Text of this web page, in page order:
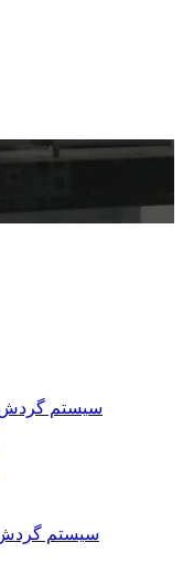
سیستم گردش
سیستم